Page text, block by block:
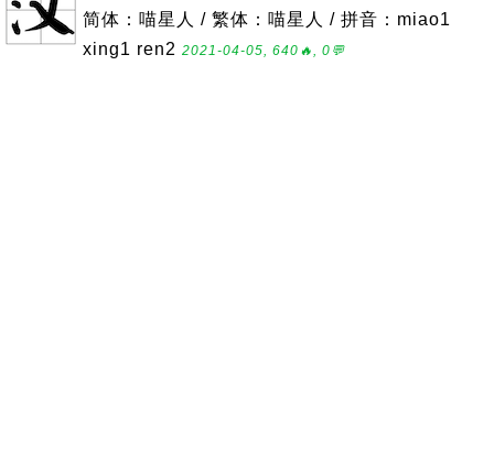
简体：喵星人 / 繁体：喵星人 / 拼音：miao1
xing1 ren2 2021-04-05, 640🔥, 0💬